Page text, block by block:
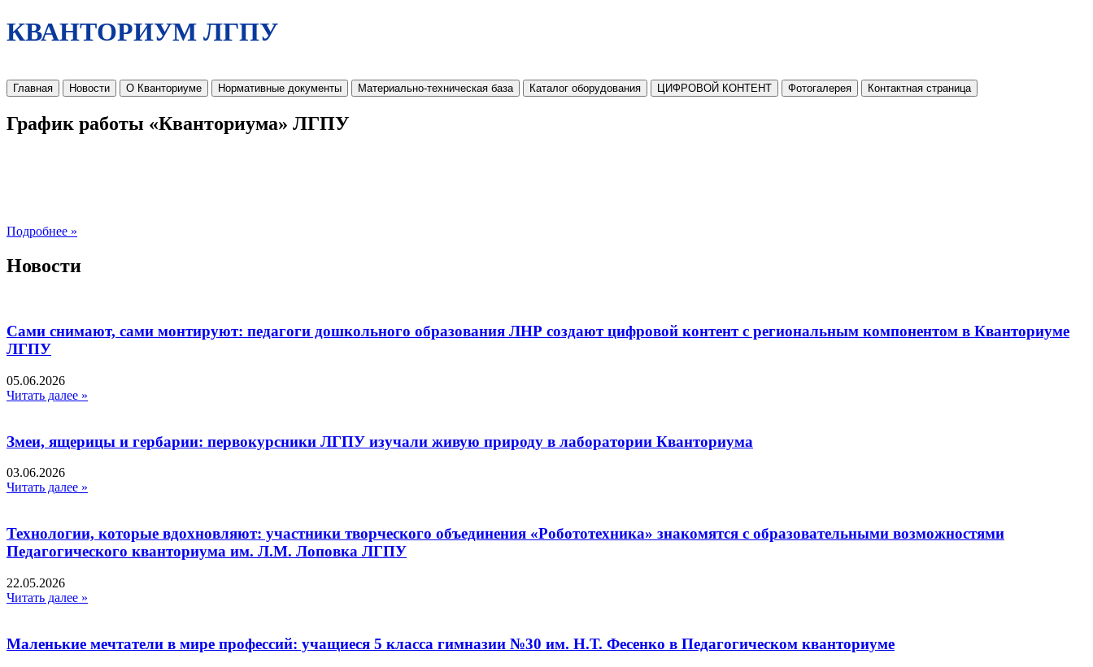
КВАНТОРИУМ ЛГПУ
Главная Новости О Кванториуме Нормативные документы Материально-техническая база Каталог оборудования ЦИФРОВОЙ КОНТЕНТ Фотогалерея Контактная страница
График работы «Кванториума» ЛГПУ
Подробнее »
Новости
Сами снимают, сами монтируют: педагоги дошкольного образования ЛНР создают цифровой контент с региональным компонентом в Кванториуме
ЛГПУ​
05.06.2026
Читать далее »
Змеи, ящерицы и гербарии: первокурсники ЛГПУ изучали живую природу в лаборатории Кванториума
03.06.2026
Читать далее »
Технологии, которые вдохновляют: участники творческого объединения «Робототехника» знакомятся с образовательными возможностями
Педагогического кванториума им. Л.М. Лоповка ЛГПУ
22.05.2026
Читать далее »
Маленькие мечтатели в мире профессий: учащиеся 5 класса гимназии №30 им. Н.Т. Фесенко в Педагогическом кванториуме